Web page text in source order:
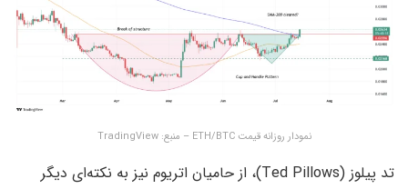
نمودار روزانه قیمت ETH/BTC – منبع: TradingView
تد پیلوز (Ted Pillows)، از حامیان اتریوم نیز به نکته‌ای دیگر